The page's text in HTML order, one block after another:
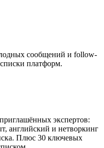
сообщений и follow-
платформ.
экспертов:
английский и нетворкинг
Плюс 30 ключевых